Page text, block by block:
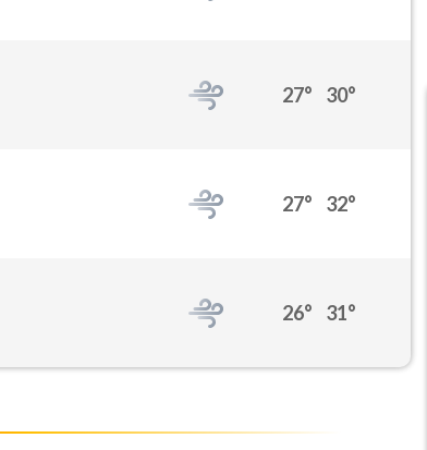
27° 30°
27° 32°
26° 31°